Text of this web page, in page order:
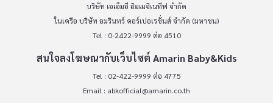
บริษัท เอเอ็มอี อิมเมจิเนทีฟ จำกัด
ในเครือ บริษัท อมรินทร์ คอร์เปอเรชั่นส์ จำกัด (มหาชน)
Tel : 0-2422-9999 ต่อ 4510
สนใจลงโฆษณากับเว็บไซต์ Amarin Baby&Kids
Tel : 02-422-9999 ต่อ 4775
Email : abkofficial@amarin.co.th